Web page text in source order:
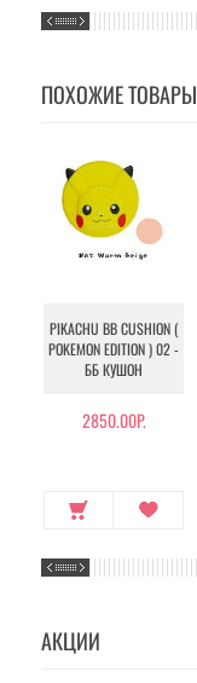
ПОХОЖИЕ ТОВАРЫ
PIKACHU BB CUSHION (
POKEMON EDITION ) 02 -
ББ КУШОН
2850.00Р.
АКЦИИ